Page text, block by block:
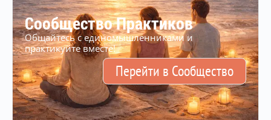
Сообщество Практиков
Общайтесь с единомышленниками и
практикуйте вместе!
Перейти в Сообщество